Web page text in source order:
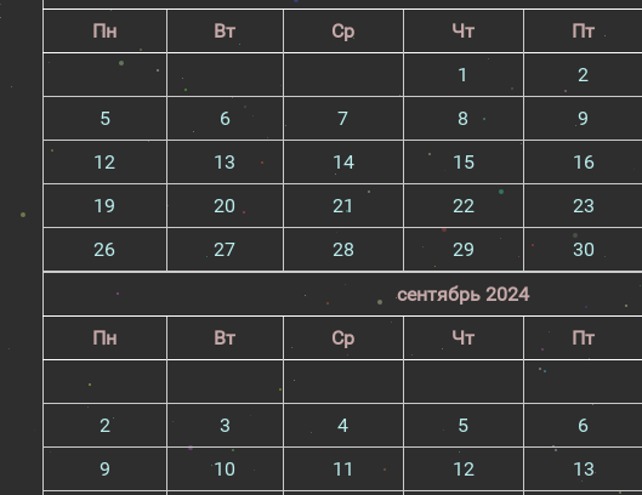
Пн
Вт Ср Чт Пт
1
2
5
6 7 8 9
12
13 14 15 16
19
20 21 22 23
26
27 28 29 30
сентябрь 2024
Пн
Вт Ср Чт Пт
2
3 4 5 6
9
10 11 12 13